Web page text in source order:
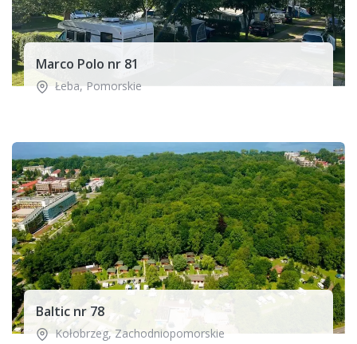
Marco Polo nr 81
Łeba, Pomorskie
Baltic nr 78
Kołobrzeg, Zachodniopomorskie